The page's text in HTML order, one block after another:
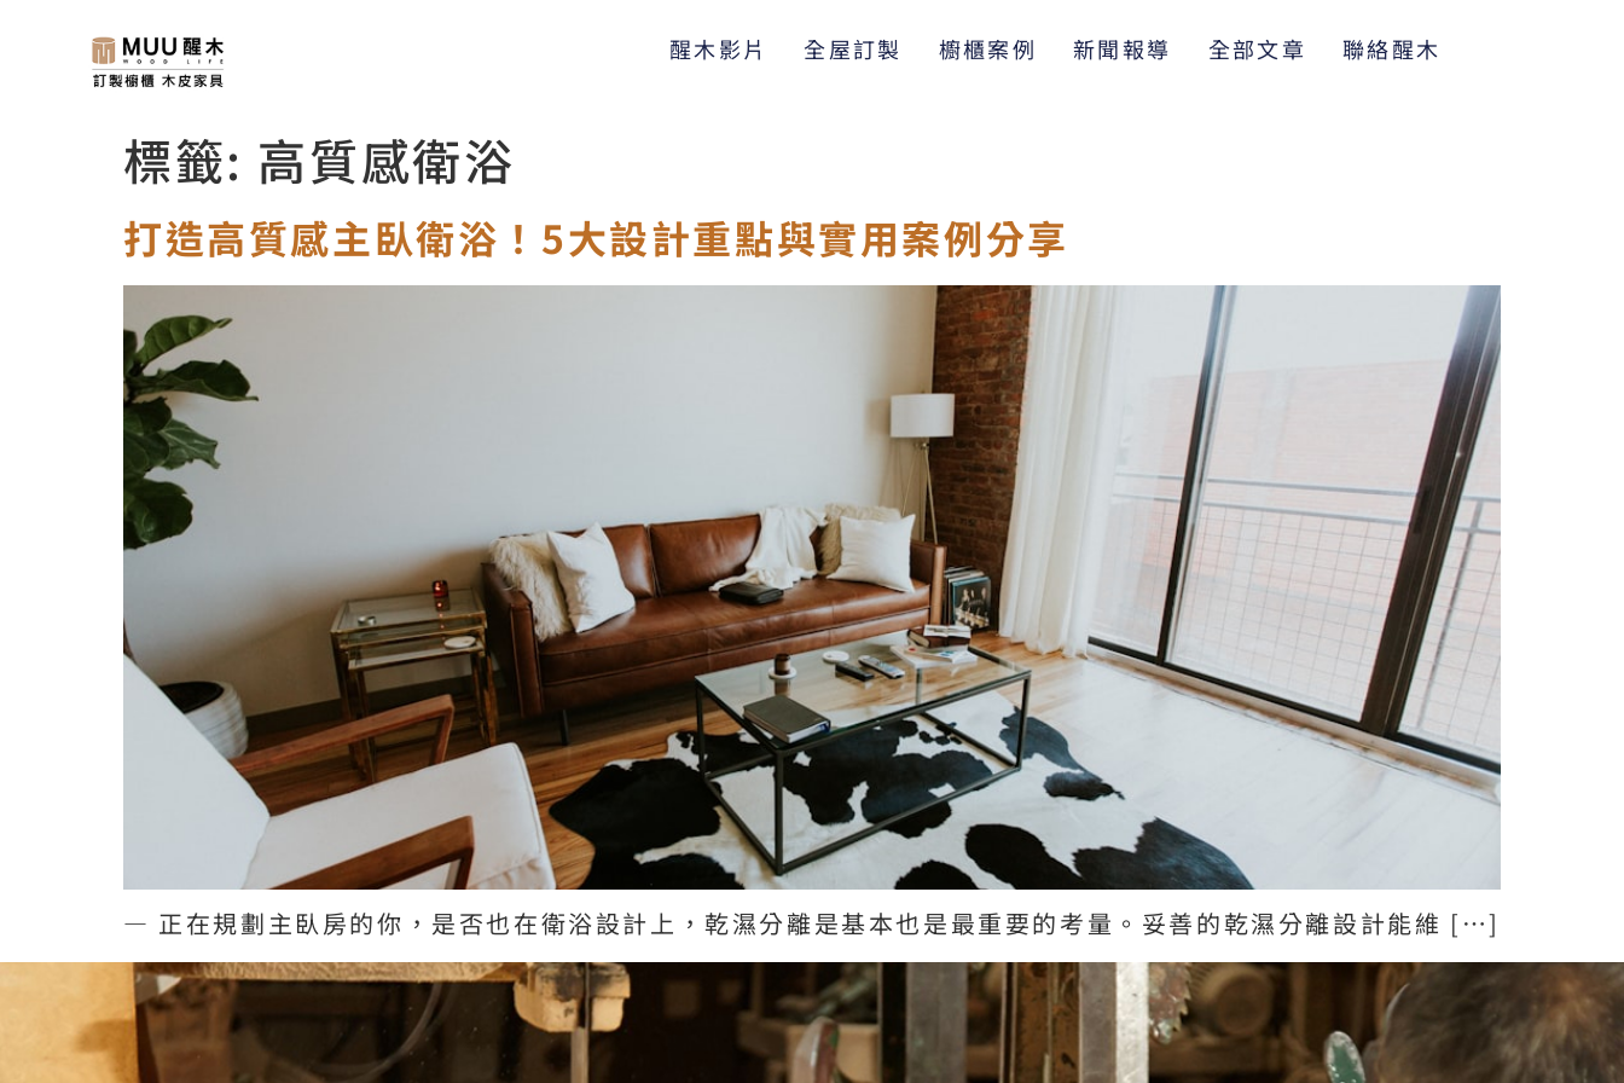
醒木影片 全屋訂製 櫥櫃案例 新聞報導 全部文章 聯絡醒木
標籤: 高質感衛浴
打造高質感主臥衛浴！5大設計重點與實用案例分享
— 正在規劃主臥房的你，是否也在衛浴設計上，乾濕分離是基本也是最重要的考量。妥善的乾濕分離設計能維 […]